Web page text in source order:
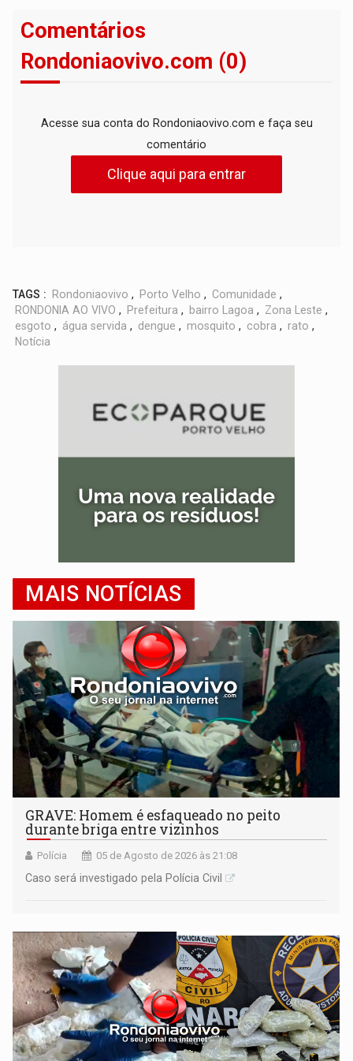
Comentários
Rondoniaovivo.com (0)
Acesse sua conta do Rondoniaovivo.com e faça seu
comentário
Clique aqui para entrar
TAGS : Rondoniaovivo , Porto Velho , Comunidade ,
RONDONIA AO VIVO , Prefeitura , bairro Lagoa , Zona Leste ,
esgoto , água servida , dengue , mosquito , cobra , rato ,
Notícia
MAIS NOTÍCIAS
GRAVE: Homem é esfaqueado no peito
durante briga entre vizinhos
Polícia 05 de Agosto de 2026 às 21:08
Caso será investigado pela Polícia Civil